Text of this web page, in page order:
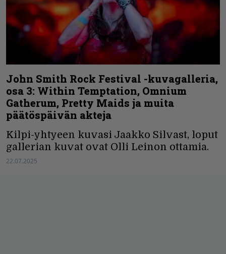
John Smith Rock Festival -kuvagalleria,
osa 3: Within Temptation, Omnium
Gatherum, Pretty Maids ja muita
päätöspäivän akteja
Kilpi-yhtyeen kuvasi Jaakko Silvast, loput
gallerian kuvat ovat Olli Leinon ottamia.
22.07.2025